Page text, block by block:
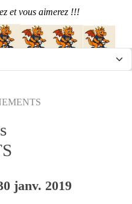
et vous aimerez !!!
janv. 2019